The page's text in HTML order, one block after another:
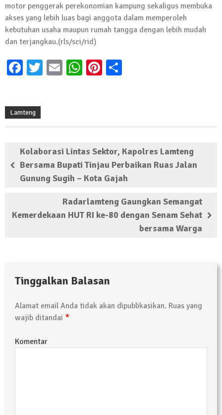
motor penggerak perekonomian kampung sekaligus membuka
akses yang lebih luas bagi anggota dalam memperoleh
kebutuhan usaha maupun rumah tangga dengan lebih mudah
dan terjangkau.(rls/sci/rid)
Facebook
Twitter
EmailWhatsApp
Pinterest
Lamteng
Kolaborasi Lintas Sektor, Kapolres Lamteng
Bersama Bupati Tinjau Perbaikan Ruas Jalan
Gunung Sugih – Kota Gajah
Radarlamteng Gaungkan Semangat
Kemerdekaan HUT RI ke-80 dengan Senam Sehat
bersama Warga
Tinggalkan Balasan
Alamat email Anda tidak akan dipublikasikan. Ruas yang
wajib ditandai *
Komentar